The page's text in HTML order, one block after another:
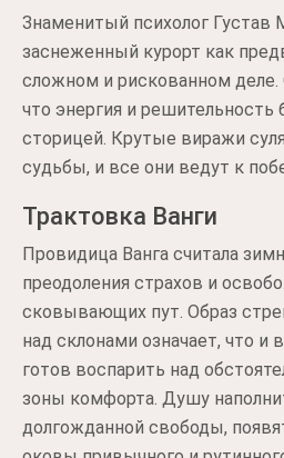
Знаменитый психолог Густав
заснеженный курорт как
сложном и рискованном
что энергия и решительность
сторицей. Крутые виражи
судьбы, и все они ведут к
Трактовка Ванги
Провидица Ванга считала
преодоления страхов и
сковывающих пут. Образ
над склонами означает, что и
готов воспарить над
зоны комфорта. Душу
долгожданной свободы,